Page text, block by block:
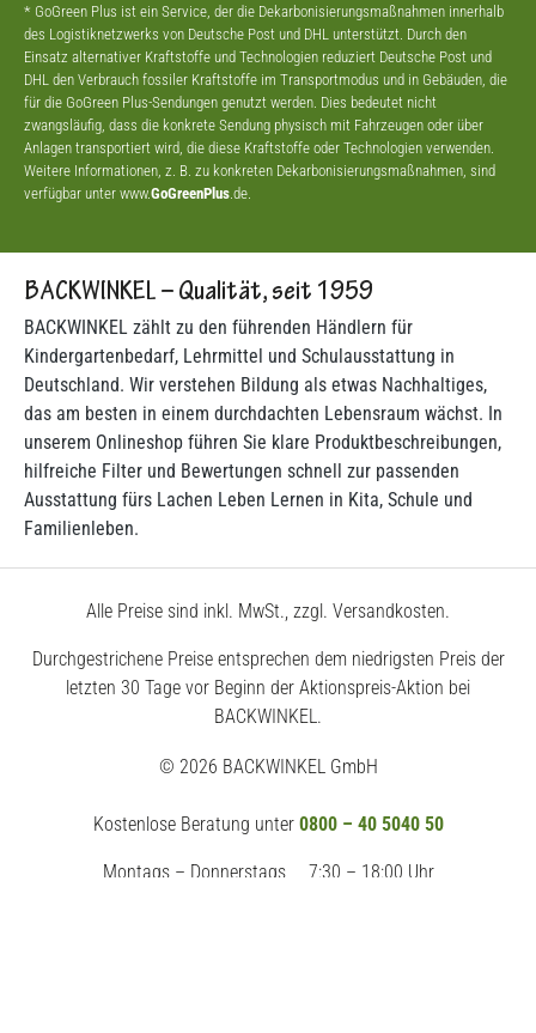
* GoGreen Plus ist ein Service, der die Dekarbonisierungsmaßnahmen innerhalb
des Logistiknetzwerks von Deutsche Post und DHL unterstützt. Durch den
Einsatz alternativer Kraftstoffe und Technologien reduziert Deutsche Post und
DHL den Verbrauch fossiler Kraftstoffe im Transportmodus und in Gebäuden, die
für die GoGreen Plus-Sendungen genutzt werden. Dies bedeutet nicht
zwangsläufig, dass die konkrete Sendung physisch mit Fahrzeugen oder über
Anlagen transportiert wird, die diese Kraftstoffe oder Technologien verwenden.
Weitere Informationen, z. B. zu konkreten Dekarbonisierungsmaßnahmen, sind
verfügbar unter www.GoGreenPlus .de.
BACKWINKEL – Qualität, seit 1959
BACKWINKEL zählt zu den führenden Händlern für
Kindergartenbedarf, Lehrmittel und Schulausstattung in
Deutschland. Wir verstehen Bildung als etwas Nachhaltiges,
das am besten in einem durchdachten Lebensraum wächst. In
unserem Onlineshop führen Sie klare Produktbeschreibungen,
hilfreiche Filter und Bewertungen schnell zur passenden
Ausstattung fürs Lachen Leben Lernen in Kita, Schule und
Familienleben.
Alle Preise sind inkl. MwSt., zzgl. Versandkosten.
Durchgestrichene Preise entsprechen dem niedrigsten Preis der
letzten 30 Tage vor Beginn der Aktionspreis-Aktion bei
BACKWINKEL.
© 2026 BACKWINKEL GmbH
Kostenlose Beratung unter 0800 – 40 5040 50
Montags – Donnerstags
7:30 – 18:00 Uhr